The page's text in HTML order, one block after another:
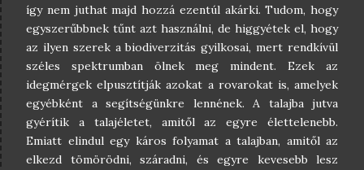
így nem juthat majd hozzá ezentúl akárki. Tudom, hogy
egyszerűbbnek tűnt azt használni, de higgyétek el, hogy
az ilyen szerek a biodiverzitás gyilkosai, mert rendkívül
széles spektrumban ölnek meg mindent. Ezek az
idegmérgek elpusztítják azokat a rovarokat is, amelyek
egyébként a segítségünkre lennének. A talajba jutva
gyérítik a talajéletet, amitől az egyre élettelenebb.
Emiatt elindul egy káros folyamat a talajban, amitől az
elkezd tömörödni, száradni, és egyre kevesebb lesz